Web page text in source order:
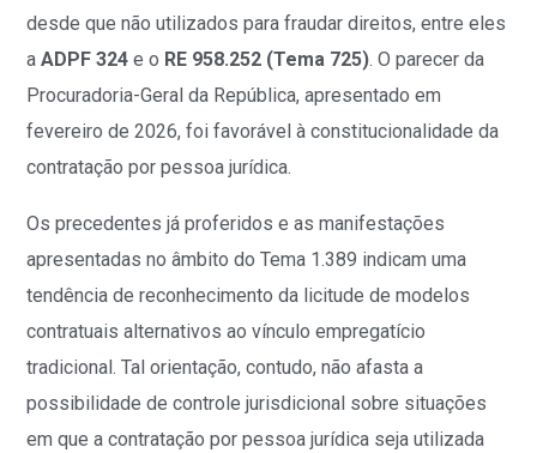
desde que não utilizados para fraudar direitos, entre eles
aADPF 324 e o RE 958.252 (Tema 725). O parecer da
Procuradoria-Geral da República, apresentado em
fevereiro de 2026, foi favorável à constitucionalidade da
contratação por pessoa jurídica.
Os precedentes já proferidos e as manifestações
apresentadas no âmbito do Tema 1.389 indicam uma
tendência de reconhecimento da licitude de modelos
contratuais alternativos ao vínculo empregatício
tradicional. Tal orientação, contudo, não afasta a
possibilidade de controle jurisdicional sobre situações
em que a contratação por pessoa jurídica seja utilizada